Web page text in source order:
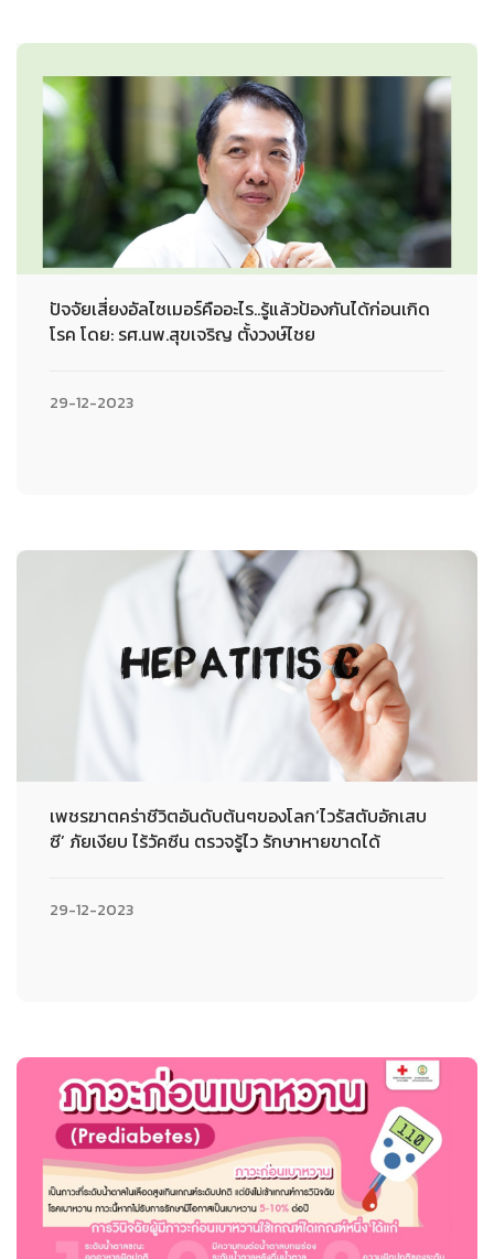
ปัจจัยเสี่ยงอัลไซเมอร์คืออะไร..รู้แล้วป้องกันได้ก่อนเกิด
โรค โดย: รศ.นพ.สุขเจริญ ตั้งวงษ์ไชย
29-12-2023
เพชรฆาตคร่าชีวิตอันดับต้นๆของโลก‘ไวรัสตับอักเสบ
ซี’ ภัยเงียบ ไร้วัคซีน ตรวจรู้ไว รักษาหายขาดได้
29-12-2023